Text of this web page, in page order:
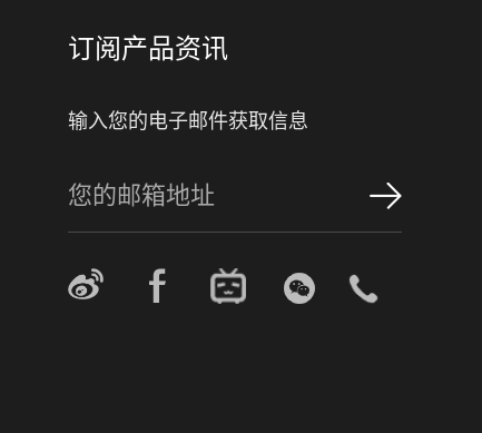
订阅产品资讯
输入您的电子邮件获取信息